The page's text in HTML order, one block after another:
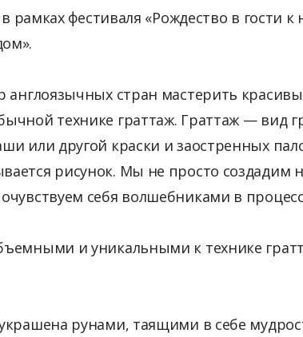
рамках фестиваля «Рождество в гости
англоязычных стран мастерить
технике граттаж. Граттаж — вид
или другой краски и заостренных
рисунок. Мы не просто создадим
себя волшебниками в
и уникальными к технике
рунами, таящими в себе